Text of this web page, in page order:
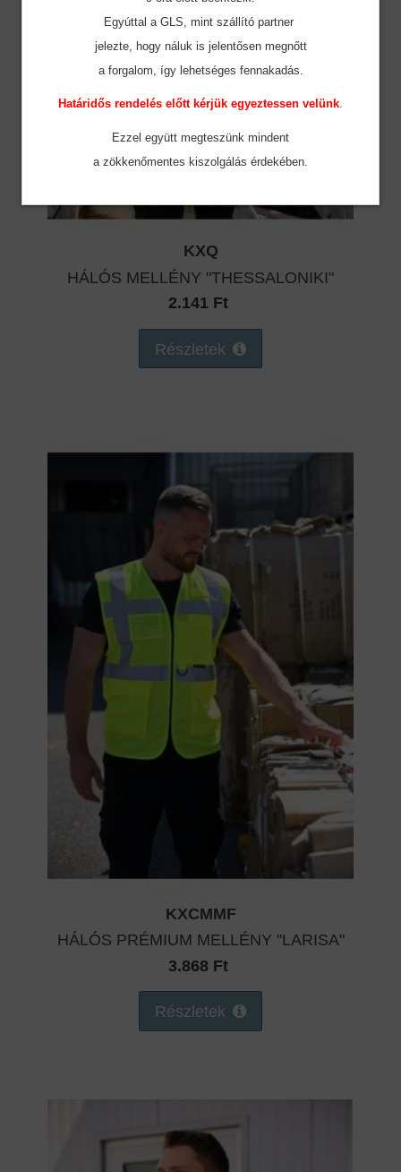
KXQ
HÁLÓS MELLÉNY "THESSALONIKI"
2.141 Ft
Részletek
KXCMMF
HÁLÓS PRÉMIUM MELLÉNY "LARISA"
3.868 Ft
Részletek
Egyúttal a GLS, mint szállító partner
jelezte, hogy náluk is jelentősen megnőtt
a forgalom, így lehetséges fennakadás.
Határidős rendelés előtt kérjük egyeztessen velünk.
Ezzel együtt megteszünk mindent
a zökkenőmentes kiszolgálás érdekében.